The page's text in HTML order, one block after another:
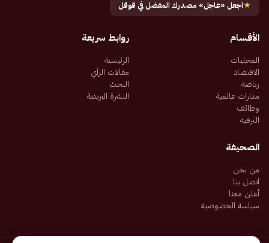
★اجعل «عاجل» مصدرك المفضل في قوقل
الأقسام
المحليات
الاقتصاد
رياضة
مدارات عالمية
وظائف
الترفيه
روابط سريعة
الرئيسية
مقالات الرأي
البحث
النشرة البريدية
الصحيفة
من نحن
اتصل بنا
أعلن معنا
سياسة الخصوصية